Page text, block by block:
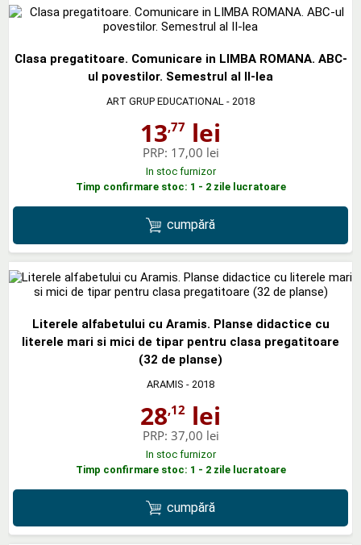
Clasa pregatitoare. Comunicare in LIMBA ROMANA. ABC-
ul povestilor. Semestrul al II-lea
ART GRUP EDUCATIONAL - 2018
13,77 lei
PRP: 17,00 lei
In stoc furnizor
Timp confirmare stoc: 1 - 2 zile lucratoare
cumpără
Literele alfabetului cu Aramis. Planse didactice cu
literele mari si mici de tipar pentru clasa pregatitoare
(32 de planse)
ARAMIS - 2018
28,12 lei
PRP: 37,00 lei
In stoc furnizor
Timp confirmare stoc: 1 - 2 zile lucratoare
cumpără